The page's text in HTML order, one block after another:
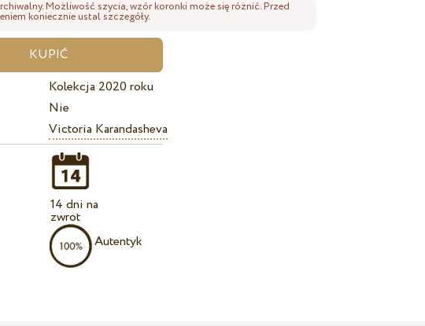
Możliwość szycia, wzór koronki może się różnić. Przed
koniecznie ustal szczegóły.
Kolekcja 2020 roku
Nie
Victoria Karandasheva
14 dni na
zwrot
Autentyk